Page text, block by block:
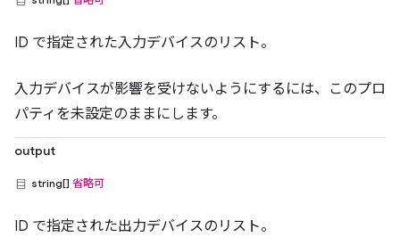
ID で指定された入力デバイスのリスト。
入力デバイスが影響を受けないようにするには、このプロ
パティを未設定のままにします。
output
string[] 省略可
ID で指定された出力デバイスのリスト。